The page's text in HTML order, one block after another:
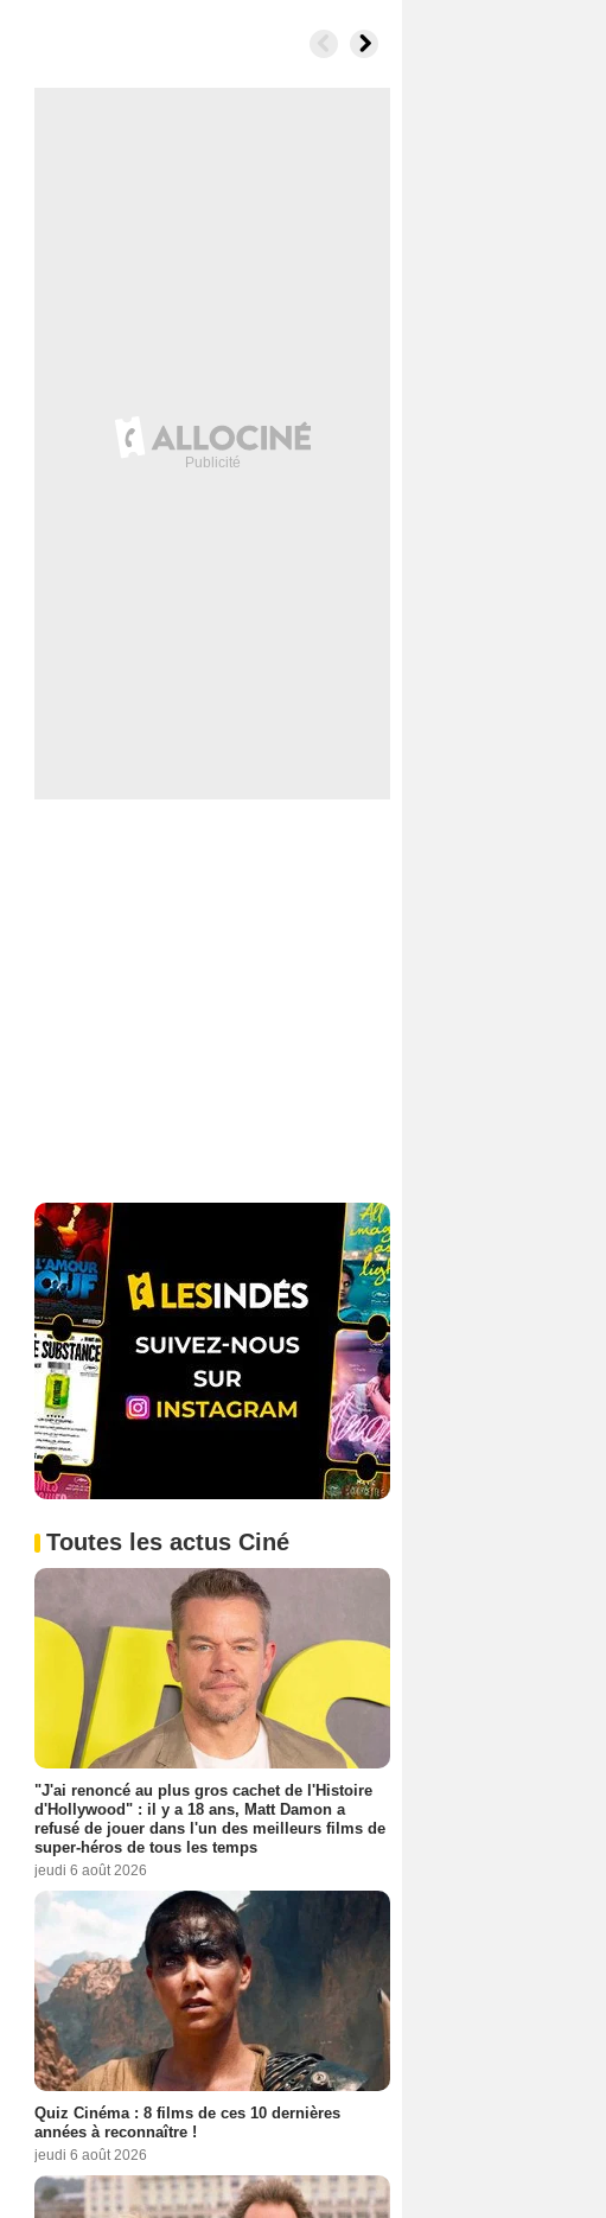
Toutes les actus Ciné
"J'ai renoncé au plus gros cachet de l'Histoire
d'Hollywood" : il y a 18 ans, Matt Damon a
refusé de jouer dans l'un des meilleurs films de
super-héros de tous les temps
jeudi 6 août 2026
Quiz Cinéma : 8 films de ces 10 dernières
années à reconnaître !
jeudi 6 août 2026